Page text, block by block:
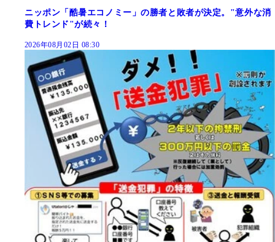
ニッポン「酷暑エコノミー」の勝者と敗者が決定。"意外な消
費トレンド"が続々！
2026年08月02日 08:30